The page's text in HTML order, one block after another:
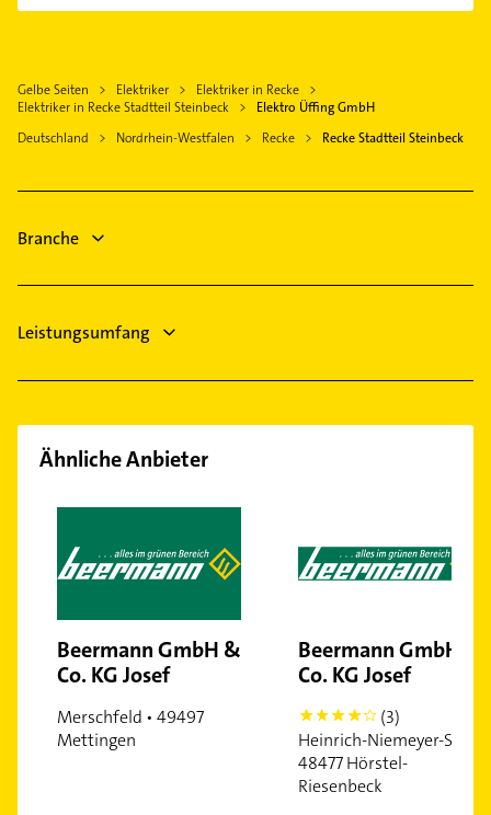
Rheine
Wallenhorst
Hasbergen Kreis Osnabrück
Arzt
Physikalische Therapie
Physiotherapie
Heizung & Sanitär
Lüftungsanlagen
Gelbe Seiten Elektriker
Elektriker in Recke
Elektriker in Recke Stadtteil Steinbeck
Elektro Üffing GmbH
Deutschland
Nordrhein-Westfalen Recke Recke Stadtteil Steinbeck
Branche
Leistungsumfang
Ähnliche Anbieter
Beermann GmbH &
Co. KG Josef
Merschfeld • 49497
Mettingen
Beermann GmbH &
Co. KG Josef
4
(3)
Heinrich-Niemeyer-Str. •
48477 Hörstel-
Riesenbeck